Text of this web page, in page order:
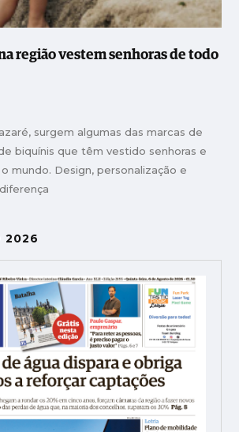
região vestem senhoras de todo
surgem algumas das marcas de
biquínis que têm vestido senhoras e
mundo. Design, personalização e
2026